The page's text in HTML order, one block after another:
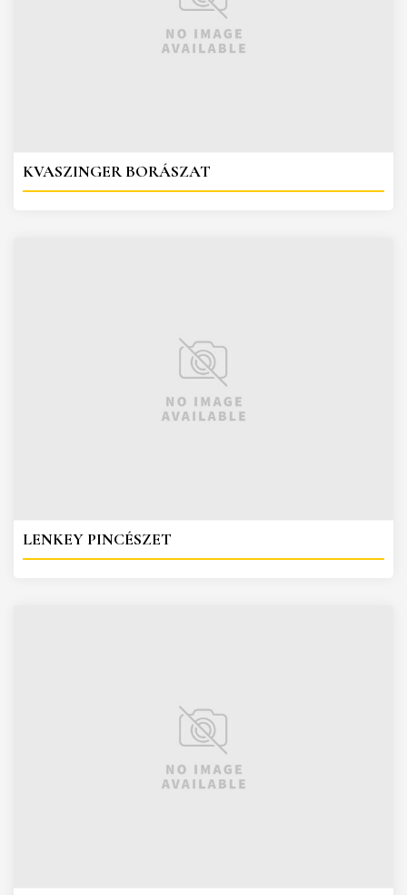
KVASZINGER BORÁSZAT
LENKEY PINCÉSZET